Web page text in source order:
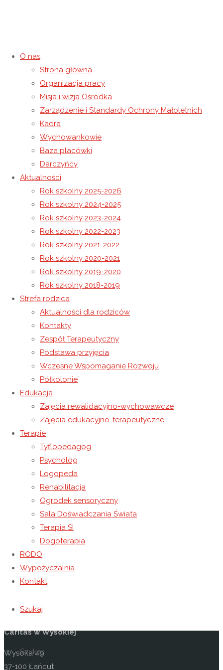
O nas
Strona główna
Organizacja pracy
Misja i wizja Ośrodka
Zarządzenie i Standardy Ochrony Małoletnich
Kadra
Wychowankowie
Baza placówki
Darczyńcy
Aktualności
Rok szkolny 2025-2026
Rok szkolny 2024-2025
Rok szkolny 2023-2024
Rok szkolny 2022-2023
Rok szkolny 2021-2022
Rok szkolny 2020-2021
Rok szkolny 2019-2020
Rok szkolny 2018-2019
Strefa rodzica
Aktualności dla rodziców
Kontakty
Zespół Terapeutyczny
Podstawa przyjęcia
Wczesne Wspomaganie Rozwoju
Półkolonie
Edukacja
Zajęcia rewalidacyjno-wychowawcze
Zajęcia edukacyjno-terapeutyczne
Terapie
Tyflopedagog
Psycholog
Logopeda
Rehabilitacja
Ogródek sensoryczny
Sala Doświadczania Świata
Terapia SI
Dogoterapia
RODO
Wypożyczalnia
Kontakt
Szukaj
Szukaj:
Wyjazd integracyjny do Szkoły
Podstawowej w Kraczkowej
11 marca 201926 grudnia 2020
Strona główna Rok szkolny 2018-2019
do Szkoły Podstawowej w Kraczkowej
Kino za rogiem
Dzień Kolorowej skarpetki
11 marca 201926 grudnia 2020 Rok szkolny 2018-2019
Dyrekcji, nauczycielom i uczniom Szkoły Podstawowej w
Kraczkowej serdecznie dziękujemy za miłe przyjęcie oraz
organizację spotkania, cieszymy się ze wspólnie
spędzonego czasu. Mamy nadzieję na dalszą współpracę.
Caritas w Wysokiej
Wysoka 49
37-100 Łańcut